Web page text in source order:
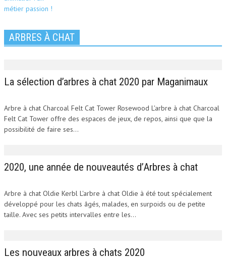
ARBRES À CHAT
La sélection d’arbres à chat 2020 par Maganimaux
Arbre à chat Charcoal Felt Cat Tower Rosewood L'arbre à chat Charcoal
Felt Cat Tower offre des espaces de jeux, de repos, ainsi que que la
possibilité de faire ses...
2020, une année de nouveautés d’Arbres à chat
Arbre à chat Oldie Kerbl L'arbre à chat Oldie à été tout spécialement
développé pour les chats âgés, malades, en surpoids ou de petite
taille. Avec ses petits intervalles entre les...
Les nouveaux arbres à chats 2020